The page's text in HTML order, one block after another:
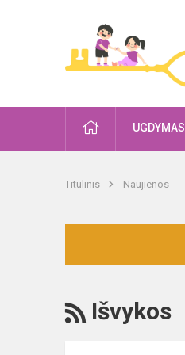
PRADŽIAUGDYMAS
Titulinis Naujienos
RSS
Išvykos